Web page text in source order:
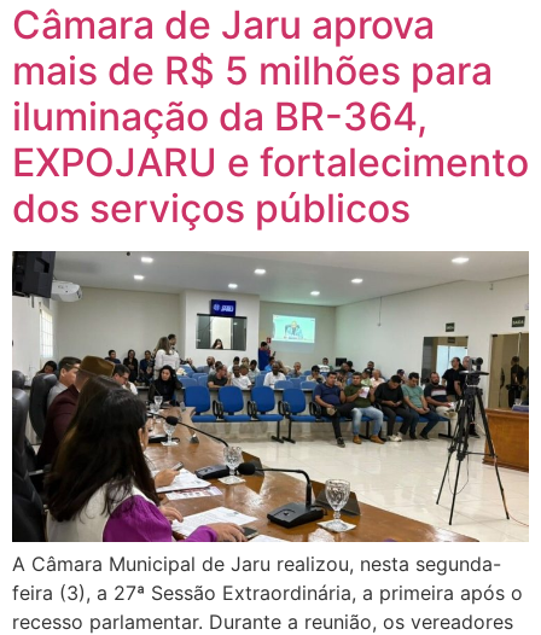
Câmara de Jaru aprova
mais de R$ 5 milhões para
iluminação da BR-364,
EXPOJARU e fortalecimento
dos serviços públicos
A Câmara Municipal de Jaru realizou, nesta segunda-
feira (3), a 27ª Sessão Extraordinária, a primeira após o
recesso parlamentar. Durante a reunião, os vereadores